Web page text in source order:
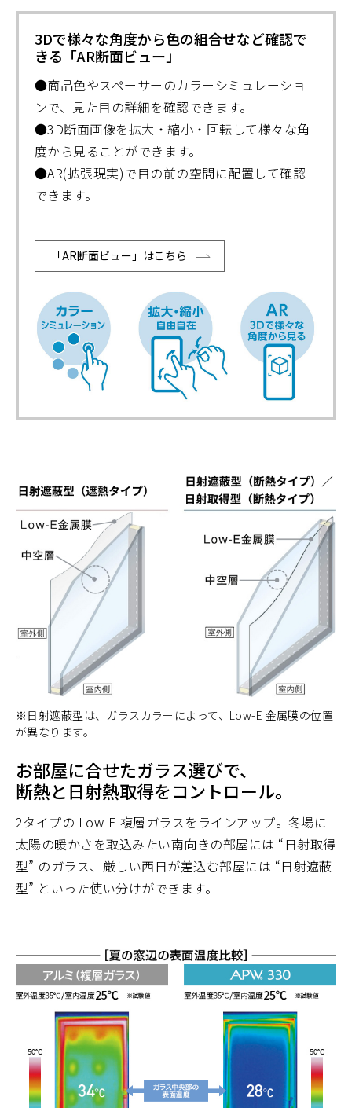
3Dで様々な角度から色の組合せなど確認で
きる「AR断面ビュー」
●商品色やスペーサーのカラーシミュレーショ
ンで、見た目の詳細を確認できます。
●3D断面画像を拡大・縮小・回転して様々な角
度から見ることができます。
●AR(拡張現実)で目の前の空間に配置して確認
できます。
「AR断面ビュー」はこちら
お部屋に合せたガラス選びで、
断熱と日射熱取得をコントロール。
2タイプの Low-E 複層ガラスをラインアップ。冬場に
太陽の暖かさを取込みたい南向きの部屋には “日射取得
型” のガラス、厳しい西日が差込む部屋には “日射遮蔽
型” といった使い分けができます。
※日射遮蔽型は、ガラスカラーによって、Low-E 金属膜の位置
が異なります。